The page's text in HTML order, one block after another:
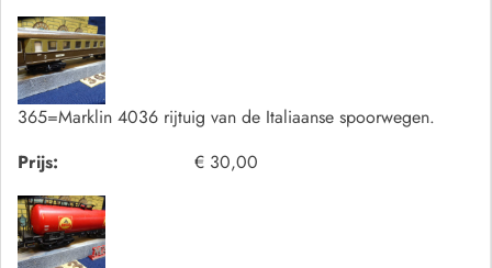
365=Marklin 4036 rijtuig van de Italiaanse spoorwegen.
Prijs:
€ 30,00